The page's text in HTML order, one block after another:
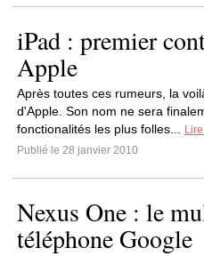
iPad : premier
Apple
Après toutes ces rumeurs, la
d'Apple. Son nom ne sera
fonctionalités les plus folles...
Publié le 28 janvier 2010
Nexus One : le
téléphone Google